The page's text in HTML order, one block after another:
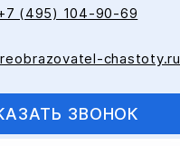
(495) 104-90-69
chastoty.ru
ЗВОНОК